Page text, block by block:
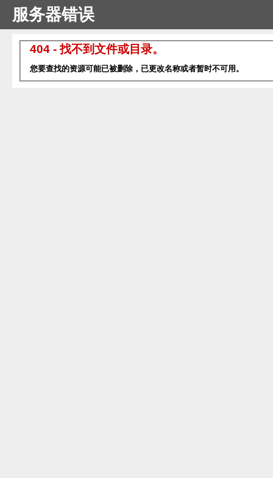
服务器错误
404 - 找不到文件或目录。
您要查找的资源可能已被删除，已更改名称或者暂时不可用。